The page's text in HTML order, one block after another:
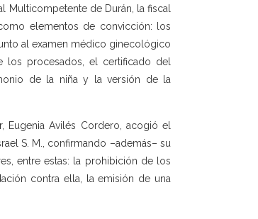
Multicompetente de Durán, la fiscal
elementos de convicción: los
al examen médico ginecológico
los procesados, el certificado del
de la niña y la versión de la
Eugenia Avilés Cordero, acogió el
S. M., confirmando –además– su
entre estas: la prohibición de los
contra ella, la emisión de una